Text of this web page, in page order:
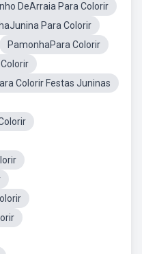
DeArraia Para Colorir
Para Colorir
PamonhaPara Colorir
Colorir Festas Juninas